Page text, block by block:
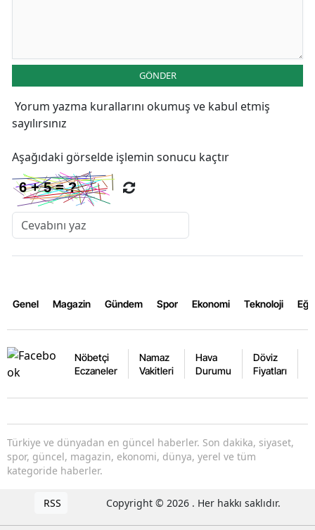
GÖNDER
Yorum yazma kurallarını okumuş ve kabul etmiş
sayılırsınız
Aşağıdaki görselde işlemin sonucu kaçtır
Genel Magazin Gündem Spor Ekonomi Teknoloji
Nöbetçi
Eczaneler
Namaz
Vakitleri
Hava
Durumu
Döviz
Fiyatları
Türkiye ve dünyadan en güncel haberler. Son dakika, siyaset,
spor, güncel, magazin, ekonomi, dünya, yerel ve tüm
kategoride haberler.
RSS Copyright © 2026 . Her hakkı saklıdır.